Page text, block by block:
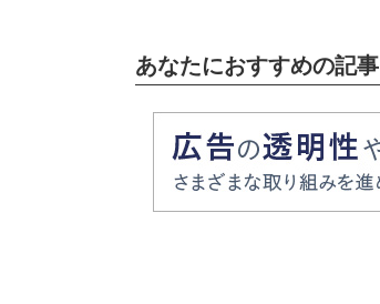
あなたにおすすめの記事